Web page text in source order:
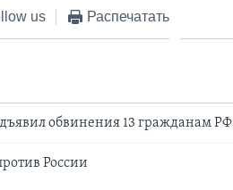
us Распечатать
обвинения 13 гражданам РФ
России